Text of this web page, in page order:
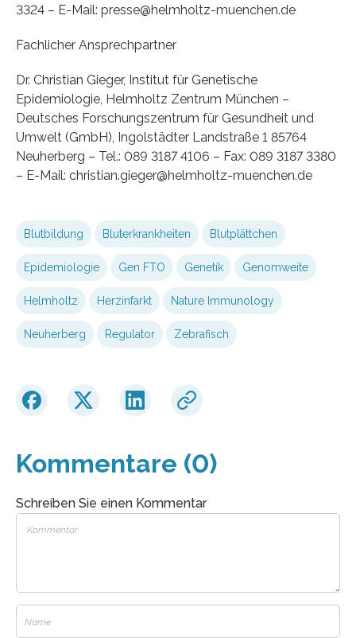
3324 – E-Mail: presse@helmholtz-muenchen.de
Fachlicher Ansprechpartner
Dr. Christian Gieger, Institut für Genetische
Epidemiologie, Helmholtz Zentrum München –
Deutsches Forschungszentrum für Gesundheit und
Umwelt (GmbH), Ingolstädter Landstraße 1 85764
Neuherberg – Tel.: 089 3187 4106 – Fax: 089 3187 3380
– E-Mail: christian.gieger@helmholtz-muenchen.de
Blutbildung Bluterkrankheiten Blutplättchen
Epidemiologie Gen FTO Genetik Genomweite
Helmholtz Herzinfarkt Nature Immunology
Neuherberg Regulator Zebrafisch
Kommentare (0)
Schreiben Sie einen Kommentar